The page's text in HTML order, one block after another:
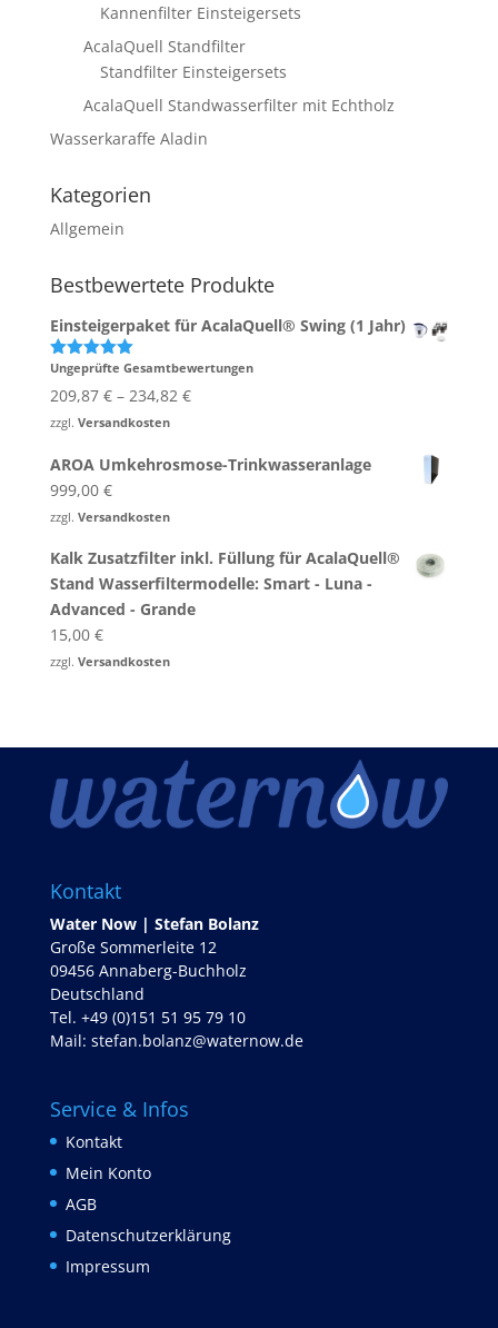
Kannenfilter Einsteigersets
AcalaQuell Standfilter
Standfilter Einsteigersets
AcalaQuell Standwasserfilter mit Echtholz
Wasserkaraffe Aladin
Kategorien
Allgemein
Bestbewertete Produkte
Einsteigerpaket für AcalaQuell® Swing (1 Jahr)
Bewertet
von 5
Ungeprüfte Gesamtbewertungen
209,87 €– 234,82 €
zzgl. Versandkosten
AROA Umkehrosmose-Trinkwasseranlage
999,00 €
zzgl. Versandkosten
Kalk Zusatzfilter inkl. Füllung für AcalaQuell®
Stand Wasserfiltermodelle: Smart - Luna -
Advanced - Grande
15,00 €
zzgl. Versandkosten
Kontakt
Water Now | Stefan Bolanz
Große Sommerleite 12
09456 Annaberg-Buchholz
Deutschland
Tel. +49 (0)151 51 95 79 10
Mail: stefan.bolanz@waternow.de
Service & Infos
Kontakt
Mein Konto
AGB
Datenschutzerklärung
Impressum